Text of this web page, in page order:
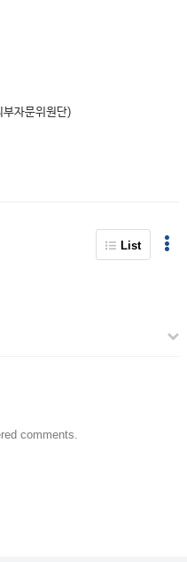
자문위원단)
List
comments.